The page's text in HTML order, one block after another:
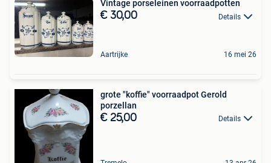
Vintage porseleinen voorraadpotten
€ 30,00 Details
Aartrijke 16 mei 26
grote "koffie" voorraadpot Gerold
porzellan
€ 25,00 Details